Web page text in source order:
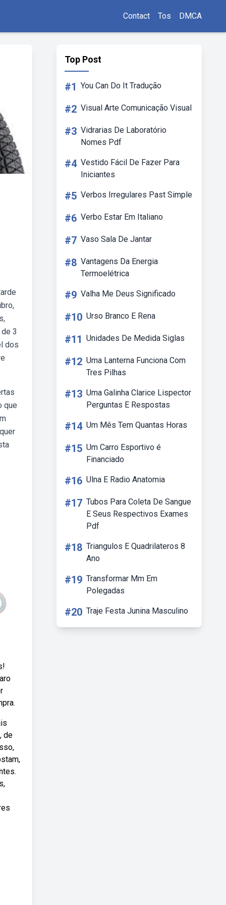
Contact Tos DMCA
3
dos
que
de
Top Post
#1 You Can Do It Tradução
#2 Visual Arte Comunicação Visual
#3 Vidrarias De Laboratório
Nomes Pdf
#4 Vestido Fácil De Fazer Para
Iniciantes
#5 Verbos Irregulares Past Simple
#6 Verbo Estar Em Italiano
#7 Vaso Sala De Jantar
#8 Vantagens Da Energia
Termoelétrica
#9 Valha Me Deus Significado
#10 Urso Branco E Rena
#11 Unidades De Medida Siglas
#12 Uma Lanterna Funciona Com
Tres Pilhas
#13 Uma Galinha Clarice Lispector
Perguntas E Respostas
#14 Um Mês Tem Quantas Horas
#15 Um Carro Esportivo é
Financiado
#16 Ulna E Radio Anatomia
#17 Tubos Para Coleta De Sangue
E Seus Respectivos Exames
Pdf
#18 Triangulos E Quadrilateros 8
Ano
#19 Transformar Mm Em
Polegadas
#20 Traje Festa Junina Masculino